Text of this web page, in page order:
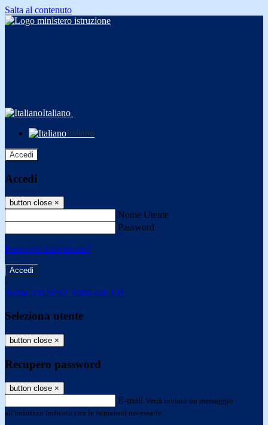
Salta al contenuto
Italiano
Italiano
Accedi
Accedi
button close ×
Nome Utente
Password
Password dimenticata?
-
Entra con SPID Entra con CIE
Seleziona utente
button close ×
Recupero password
button close ×
E-mail Verrà inviato un messaggio
all'indirizzo indicato con le istruzioni necessarie.